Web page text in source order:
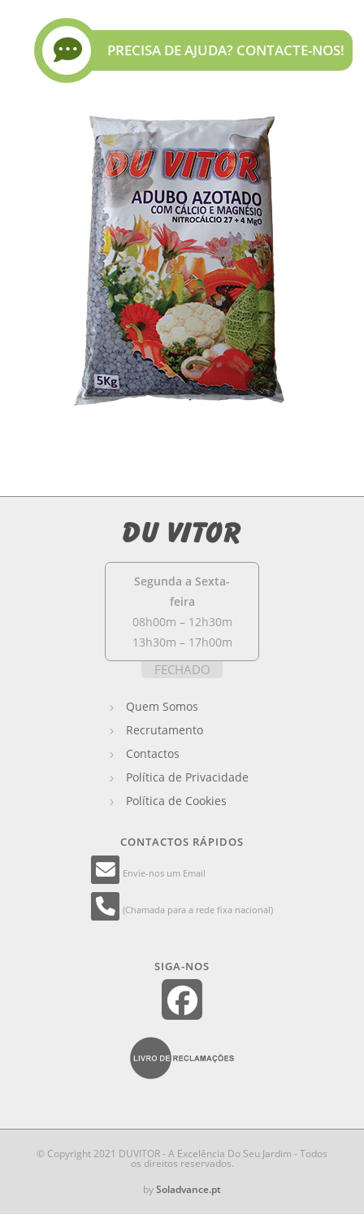
PRECISA DE AJUDA? CONTACTE-NOS!
Segunda a Sexta-
feira
08h00m – 12h30m
13h30m – 17h00m
FECHADO
Quem Somos
Recrutamento
Contactos
Política de Privacidade
Política de Cookies
CONTACTOS RÁPIDOS
Envie-nos um Email
(Chamada para a rede fixa nacional)
SIGA-NOS
© Copyright 2021 DUVITOR - A Excelência Do Seu Jardim - Todos
os direitos reservados.
bySoladvance.pt